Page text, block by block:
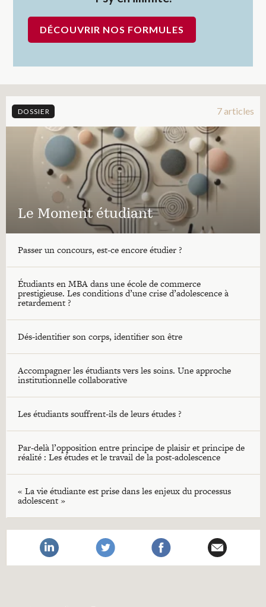
DÉCOUVRIR NOS FORMULES
DOSSIER 7 articles
Le Moment étudiant
Passer un concours, est-ce encore étudier ?
Étudiants en MBA dans une école de commerce
prestigieuse. Les conditions d’une crise d’adolescence à
retardement ?
Dés-identifier son corps, identifier son être
Accompagner les étudiants vers les soins. Une approche
institutionnelle collaborative
Les étudiants souffrent-ils de leurs études ?
Par-delà l’opposition entre principe de plaisir et principe de
réalité : Les études et le travail de la post-adolescence
« La vie étudiante est prise dans les enjeux du processus
adolescent »